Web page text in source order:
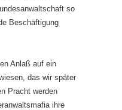
so
Beschäftigung
Anlaß auf ein
das wir später
Pracht werden
ihre